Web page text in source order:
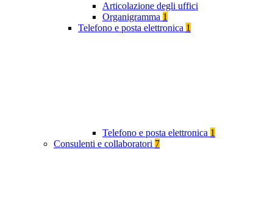
Articolazione degli uffici
Organigramma 1
Telefono e posta elettronica 1
Telefono e posta elettronica 1
Consulenti e collaboratori 7